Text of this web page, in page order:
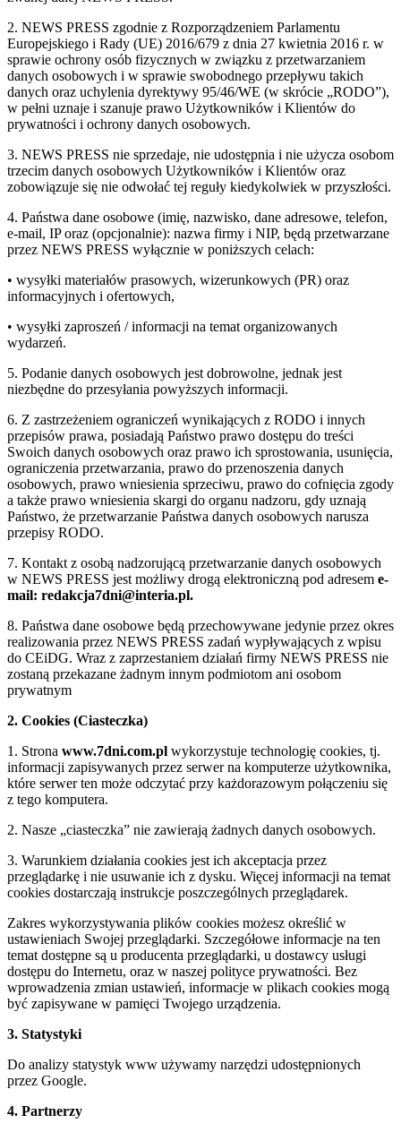
2. NEWS PRESS zgodnie z Rozporządzeniem Parlamentu
Europejskiego i Rady (UE) 2016/679 z dnia 27 kwietnia 2016 r. w
sprawie ochrony osób fizycznych w związku z przetwarzaniem
danych osobowych i w sprawie swobodnego przepływu takich
danych oraz uchylenia dyrektywy 95/46/WE (w skrócie „RODO”),
w pełni uznaje i szanuje prawo Użytkowników i Klientów do
prywatności i ochrony danych osobowych.
3. NEWS PRESS nie sprzedaje, nie udostępnia i nie użycza osobom
trzecim danych osobowych Użytkowników i Klientów oraz
zobowiązuje się nie odwołać tej reguły kiedykolwiek w przyszłości.
4. Państwa dane osobowe (imię, nazwisko, dane adresowe, telefon,
e-mail, IP oraz (opcjonalnie): nazwa firmy i NIP, będą przetwarzane
przez NEWS PRESS wyłącznie w poniższych celach:
• wysyłki materiałów prasowych, wizerunkowych (PR) oraz
informacyjnych i ofertowych,
• wysyłki zaproszeń / informacji na temat organizowanych
wydarzeń.
5. Podanie danych osobowych jest dobrowolne, jednak jest
niezbędne do przesyłania powyższych informacji.
6. Z zastrzeżeniem ograniczeń wynikających z RODO i innych
przepisów prawa, posiadają Państwo prawo dostępu do treści
Swoich danych osobowych oraz prawo ich sprostowania, usunięcia,
ograniczenia przetwarzania, prawo do przenoszenia danych
osobowych, prawo wniesienia sprzeciwu, prawo do cofnięcia zgody
a także prawo wniesienia skargi do organu nadzoru, gdy uznają
Państwo, że przetwarzanie Państwa danych osobowych narusza
przepisy RODO.
7. Kontakt z osobą nadzorującą przetwarzanie danych osobowych
w NEWS PRESS jest możliwy drogą elektroniczną pod adresem e-
mail: redakcja7dni@interia.pl.
8. Państwa dane osobowe będą przechowywane jedynie przez okres
realizowania przez NEWS PRESS zadań wypływających z wpisu
do CEiDG. Wraz z zaprzestaniem działań firmy NEWS PRESS nie
zostaną przekazane żadnym innym podmiotom ani osobom
prywatnym
2. Cookies (Ciasteczka)
1. Strona www.7dni.com.pl wykorzystuje technologię cookies, tj.
informacji zapisywanych przez serwer na komputerze użytkownika,
które serwer ten może odczytać przy każdorazowym połączeniu się
z tego komputera.
2. Nasze „ciasteczka” nie zawierają żadnych danych osobowych.
3. Warunkiem działania cookies jest ich akceptacja przez
przeglądarkę i nie usuwanie ich z dysku. Więcej informacji na temat
cookies dostarczają instrukcje poszczególnych przeglądarek.
Zakres wykorzystywania plików cookies możesz określić w
ustawieniach Swojej przeglądarki. Szczegółowe informacje na ten
temat dostępne są u producenta przeglądarki, u dostawcy usługi
dostępu do Internetu, oraz w naszej polityce prywatności. Bez
wprowadzenia zmian ustawień, informacje w plikach cookies mogą
być zapisywane w pamięci Twojego urządzenia.
3. Statystyki
Do analizy statystyk www używamy narzędzi udostępnionych
przez Google.
4. Partnerzy